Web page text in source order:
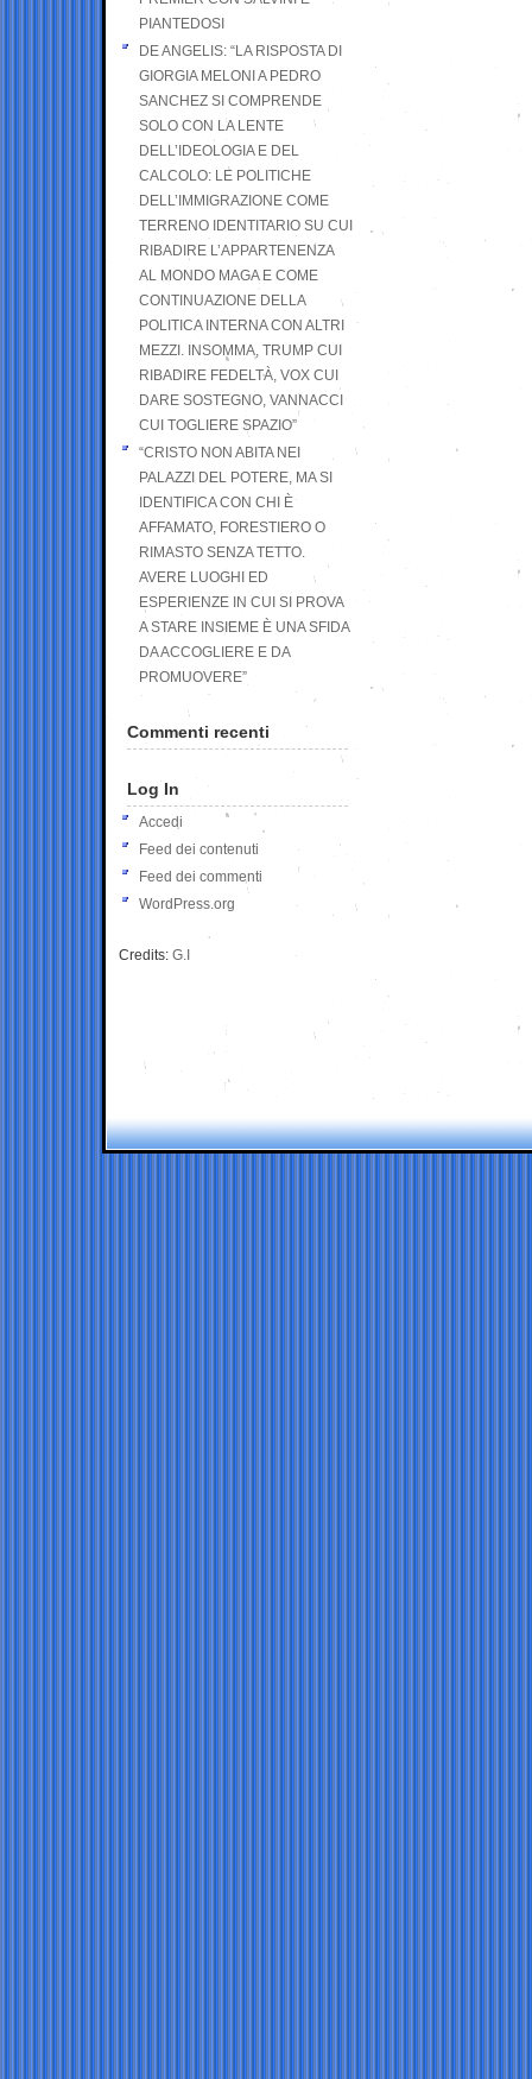
PIANTEDOSI
DE ANGELIS: “LA RISPOSTA DI
GIORGIA MELONI A PEDRO
SANCHEZ SI COMPRENDE
SOLO CON LA LENTE
DELL’IDEOLOGIA E DEL
CALCOLO: LE POLITICHE
DELL’IMMIGRAZIONE COME
TERRENO IDENTITARIO SU CUI
RIBADIRE L’APPARTENENZA
AL MONDO MAGA E COME
CONTINUAZIONE DELLA
POLITICA INTERNA CON ALTRI
MEZZI. INSOMMA, TRUMP CUI
RIBADIRE FEDELTÀ, VOX CUI
DARE SOSTEGNO, VANNACCI
CUI TOGLIERE SPAZIO”
“CRISTO NON ABITA NEI
PALAZZI DEL POTERE, MA SI
IDENTIFICA CON CHI È
AFFAMATO, FORESTIERO O
RIMASTO SENZA TETTO.
AVERE LUOGHI ED
ESPERIENZE IN CUI SI PROVA
A STARE INSIEME È UNA SFIDA
DA ACCOGLIERE E DA
PROMUOVERE”
Commenti recenti
Log In
Accedi
Feed dei contenuti
Feed dei commenti
WordPress.org
Credits: G.I